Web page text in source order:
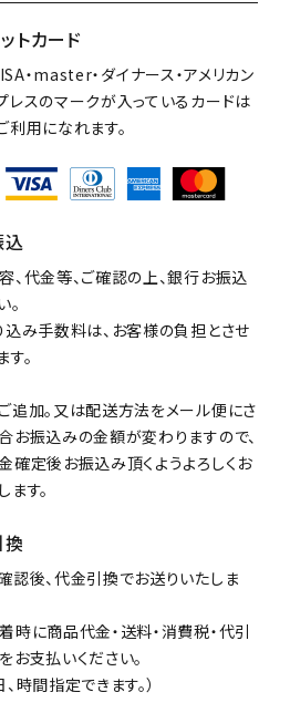
トカード
・master・ダイナース・アメリカン
レスのマークが入っているカードは
利用になれます。
込
、代金等、ご確認の上、銀行お振込
。
込み手数料は、お客様の負担とさせ
。
追加。又は配送方法をメール便にさ
お振込みの金額が変わりますので、
確定後お振込み頂くようよろしくお
ます。
認後、代金引換でお送りいたしま
時に商品代金・送料・消費税・代引
お支払いください。
、時間指定できます。）